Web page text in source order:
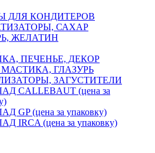
ДЛЯ КОНДИТЕРОВ
САХАР
ЖЕЛАТИН
ПЕЧЕНЬЕ, ДЕКОР
МАСТИКА, ГЛАЗУРЬ
ЗАГУСТИТЕЛИ
CALLEBAUT (цена за
GP (цена за упаковку)
IRCA (цена за упаковку)